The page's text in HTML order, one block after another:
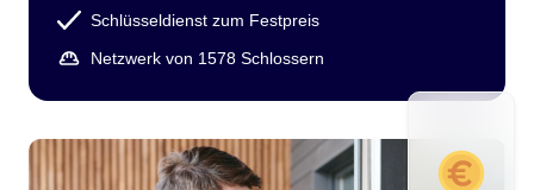
Schlüsseldienst zum Festpreis
Netzwerk von 1578 Schlossern